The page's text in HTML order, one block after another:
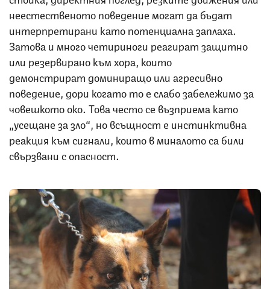
неестественото поведение могат да бъдат
интерпретирани като потенциална заплаха.
Затова и много четириноги реагират защитно
или резервирано към хора, които
демонстрират доминиращо или агресивно
поведение, дори когато то е слабо забележимо за
човешкото око. Това често се възприема като
„усещане за зло“, но всъщност е инстинктивна
реакция към сигнали, които в миналото са били
свързвани с опасност.